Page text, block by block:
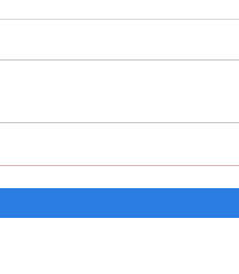
¿Ya sabes a
después de la